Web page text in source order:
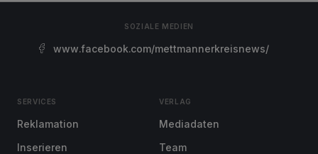
SOZIALE MEDIEN
www.facebook.com/mettmannerkreisnews/
SERVICES
Reklamation
Inserieren
VERLAG
Mediadaten
Team